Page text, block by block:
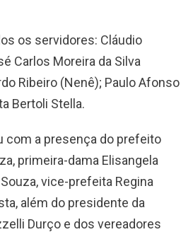
os servidores: Cláudio
Carlos Moreira da Silva
Ribeiro (Nenê); Paulo Afonso
Bertoli Stella.
com a presença do prefeito
primeira-dama Elisangela
vice-prefeita Regina
além do presidente da
Durço e dos vereadores